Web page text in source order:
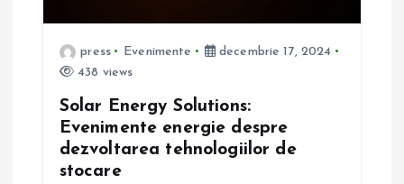
t
press Evenimente
decembrie 17, 2024
438 views
Solar Energy Solutions:
Evenimente energie despre
dezvoltarea tehnologiilor de
stocare